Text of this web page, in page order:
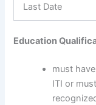
Last Date
Education
must
ITI or